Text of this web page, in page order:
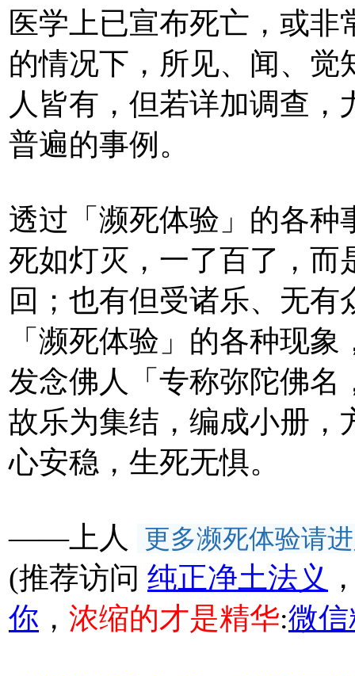
医学上已宣布死亡，或
的情况下，所见、闻、觉
人皆有，但若详加调查
普遍的事例。
透过「濒死体验」的各种
死如灯灭，一了百了，而
回；也有但受诸乐、无有
「濒死体验」的各种现
发念佛人「专称弥陀佛名
故乐为集结，编成小册，
心安稳，生死无惧。
——上人 更多濒死体验请
(推荐访问 纯正净土法义
你 ， 浓缩的才是精华:微